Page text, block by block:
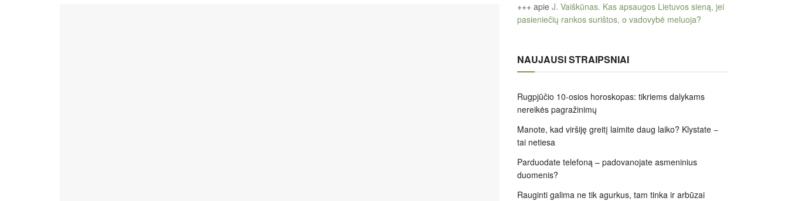
+++ apie J. Vaiškūnas. Kas apsaugos Lietuvos sieną, jei
pasieniečių rankos surištos, o vadovybė meluoja?
NAUJAUSI STRAIPSNIAI
Rugpjūčio 10-osios horoskopas: tikriems dalykams
nereikės pagražinimų
Manote, kad viršiję greitį laimite daug laiko? Klystate −
tai netiesa
Parduodate telefoną – padovanojate asmeninius
duomenis?
Rauginti galima ne tik agurkus, tam tinka ir arbūzai